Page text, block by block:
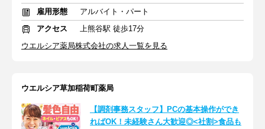
雇用形態
アルバイト・パート
アクセス
上熊谷駅 徒歩17分
ウエルシア薬局株式会社の求人一覧を見る
ウエルシア草加稲荷町薬局
【調剤事務スタッフ】PCの基本操作ができ
ればOK！未経験さん大歓迎◎<社割>食品も